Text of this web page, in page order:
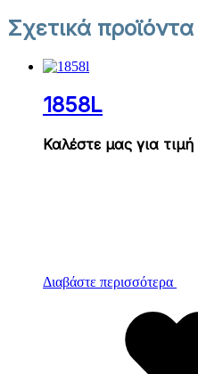
Σχετικά προϊόντα
1858L
Καλέστε μας για τιμή
Διαβάστε περισσότερα